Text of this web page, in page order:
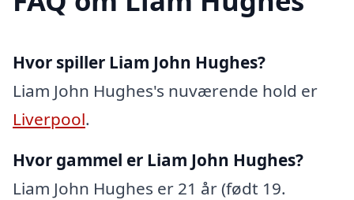
Hvor spiller Liam John Hughes?
Liam John Hughes's nuværende hold er
Liverpool.
Hvor gammel er Liam John Hughes?
Liam John Hughes er 21 år (født 19.